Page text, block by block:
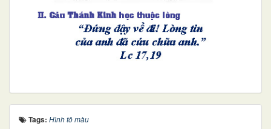
Tags: Hình tô màu